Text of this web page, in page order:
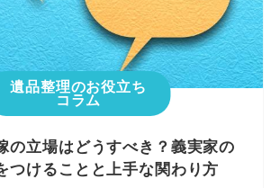
遺品整理のお役立ち
コラム
の立場はどうすべき？義実家の
つけることと上手な関わり方